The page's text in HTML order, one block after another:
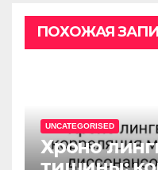
ПОХОЖАЯ
UNCATEGORISED
Хроно